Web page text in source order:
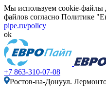
Мы используем cookie-файлы
файлов согласно Политике
pipe.ru/policy
ok
+7 863-310-07-08
Ростов-на-Донуул.